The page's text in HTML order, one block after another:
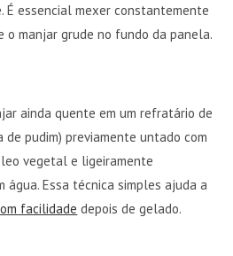
É essencial mexer constantemente
o manjar grude no fundo da panela.
ainda quente em um refratário de
de pudim) previamente untado com
vegetal e ligeiramente
água. Essa técnica simples ajuda a
facilidade depois de gelado.